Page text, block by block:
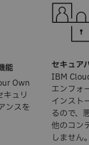
能
Own
ュリ
ンスを
セキュア
IBM
エンフォ
インスト
るので、
他のコン
しません。